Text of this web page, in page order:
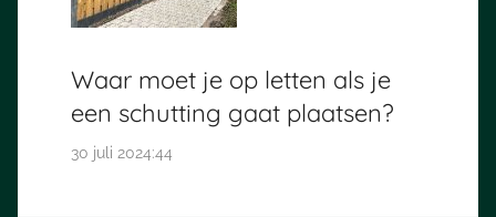
Waar moet je op letten als je
een schutting gaat plaatsen?
30 juli 2024:44